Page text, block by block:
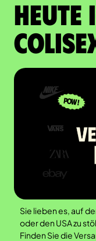
Heute
Sie lieben es, auf
oder den USA zu
Finden Sie die